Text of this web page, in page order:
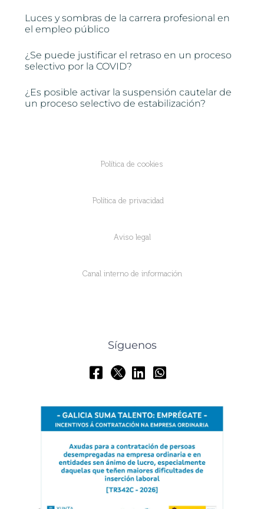
Luces y sombras de la carrera profesional en
el empleo público
¿Se puede justificar el retraso en un proceso
selectivo por la COVID?
¿Es posible activar la suspensión cautelar de
un proceso selectivo de estabilización?
Política de cookies
Política de privacidad
Aviso legal
Canal interno de información
Síguenos